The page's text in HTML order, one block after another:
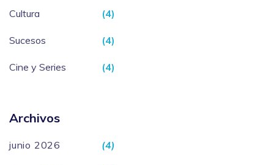
Cultura (4)
Sucesos (4)
Cine y Series (4)
Archivos
junio 2026 (4)